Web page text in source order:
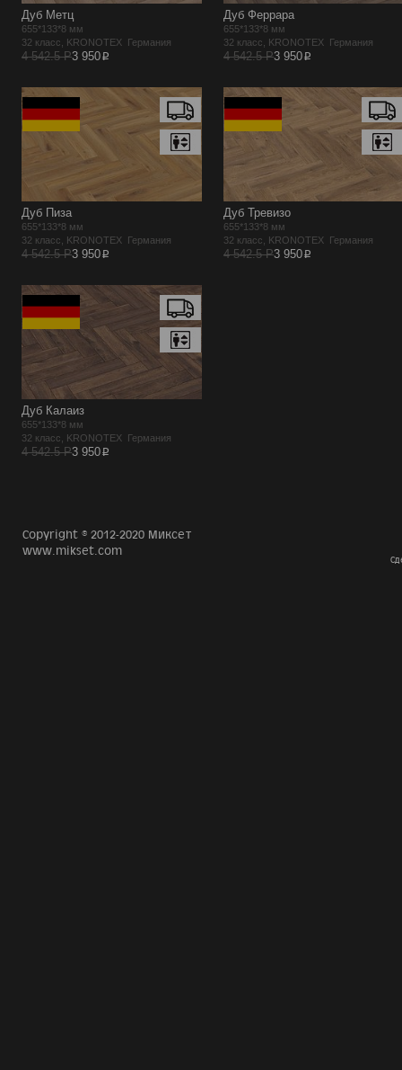
Дуб Метц
655*133*8 мм
32 класс, KRONOTEX Германия
4 542.5 Р3 950p
Дуб Феррара
655*133*8 мм
32 класс, KRONOTEX Германия
4 542.5 Р3 950p
Дуб Пиза
655*133*8 мм
32 класс, KRONOTEX Германия
4 542.5 Р3 950p
Дуб Тревизо
655*133*8 мм
32 класс, KRONOTEX Германия
4 542.5 Р3 950p
Дуб Калаиз
655*133*8 мм
32 класс, KRONOTEX Германия
4 542.5 Р3 950p
Copyright © 2012-2020 Миксет
www.mikset.com